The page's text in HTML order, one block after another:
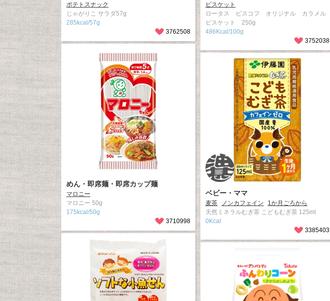
ポテトスナック
じゃがりこ サラダ57g
285kcal/57g
3762508
ビスケット
ロータス ビスコフ オリジナル カラメル
ビスケット 250g
486Kcal/100g
3752038
めん・即席麺・即席カップ麺
マロニー
マロニー 50g
175kcal/50g
3710998
ベビー・ママ
麦茶 ノンカフェイン
1か月ごろから
天然ミネラルむぎ茶 こどもむぎ茶 125ml
0Kcal
3385403